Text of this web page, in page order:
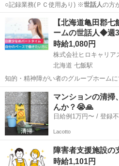
○記録業務(ＰＣ使用あり) ※世話人の方
可能性… 山形市 その他
【北海道亀田郡
ームの世話人◆週
時給1,080円
株式会社ヒロキャリア
北海道 七飯駅
知的・精神障がい者のグループホーム
ます。 ※定員29名(4ユニット) ※各ユニットに1名ずつスタッフが配置
されています。 ・生活支援全般の見守り ・掃除・洗濯などの声掛け
・買い物同行(法人車...
北海道 七飯駅
マンションの清掃
んか？😭🙏
日給例1
Lacotto
障害者支援施設の
時給1,101円